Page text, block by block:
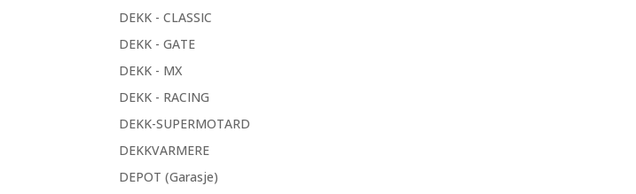
DEKK - CLASSIC
DEKK - GATE
DEKK - MX
DEKK - RACING
DEKK-SUPERMOTARD
DEKKVARMERE
DEPOT (Garasje)